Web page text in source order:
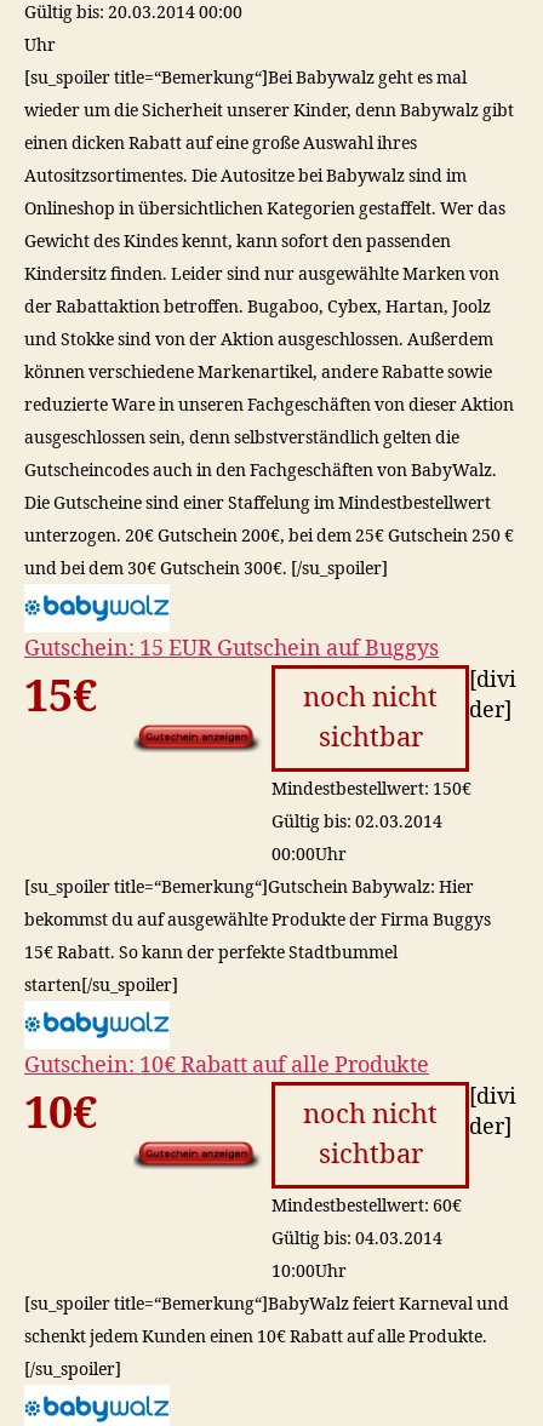
Gültig bis: 20.03.2014 00:00
Uhr
[su_spoiler title=“Bemerkung“]Bei Babywalz geht es mal
wieder um die Sicherheit unserer Kinder, denn Babywalz gibt
einen dicken Rabatt auf eine große Auswahl ihres
Autositzsortimentes. Die Autositze bei Babywalz sind im
Onlineshop in übersichtlichen Kategorien gestaffelt. Wer das
Gewicht des Kindes kennt, kann sofort den passenden
Kindersitz finden. Leider sind nur ausgewählte Marken von
der Rabattaktion betroffen. Bugaboo, Cybex, Hartan, Joolz
und Stokke sind von der Aktion ausgeschlossen. Außerdem
können verschiedene Markenartikel, andere Rabatte sowie
reduzierte Ware in unseren Fachgeschäften von dieser Aktion
ausgeschlossen sein, denn selbstverständlich gelten die
Gutscheincodes auch in den Fachgeschäften von BabyWalz.
Die Gutscheine sind einer Staffelung im Mindestbestellwert
unterzogen. 20€ Gutschein 200€, bei dem 25€ Gutschein 250 €
und bei dem 30€ Gutschein 300€. [/su_spoiler]
Gutschein: 15 EUR Gutschein auf Buggys
15€
noch nicht
sichtbar
Mindestbestellwert: 150€
Gültig bis: 02.03.2014
00:00Uhr
[su_spoiler title=“Bemerkung“]Gutschein Babywalz: Hier
bekommst du auf ausgewählte Produkte der Firma Buggys
15€ Rabatt. So kann der perfekte Stadtbummel
starten[/su_spoiler]
[divi
der]
Gutschein: 10€ Rabatt auf alle Produkte
10€
noch nicht
sichtbar
Mindestbestellwert: 60€
Gültig bis: 04.03.2014
10:00Uhr
[su_spoiler title=“Bemerkung“]BabyWalz feiert Karneval und
schenkt jedem Kunden einen 10€ Rabatt auf alle Produkte.
[/su_spoiler]
[divi
der]